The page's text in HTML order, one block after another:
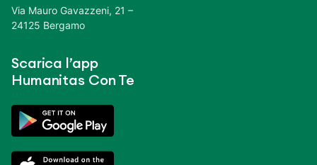
Via Mauro Gavazzeni, 21 –
24125 Bergamo
Scarica l’app
Humanitas Con Te